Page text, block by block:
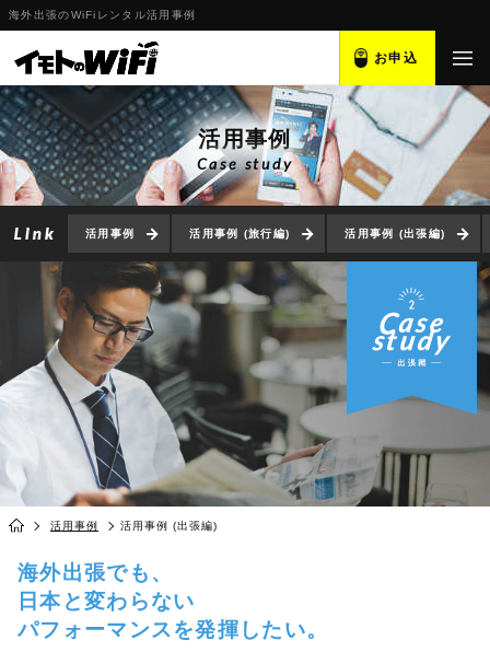
海外出張のWiFiレンタル活用事例
お申込
活用事例
Case study
活用事例 活用事例 (旅行編) 活用事例 (出張編)
活用事例 活用事例 (出張編)
海外出張でも、
日本と変わらない
パフォーマンスを発揮したい。